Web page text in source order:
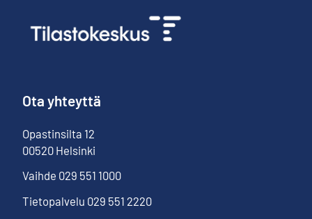
Ota yhteyttä
Opastinsilta 12
00520 Helsinki
Vaihde 029 551 1000
Tietopalvelu 029 551 2220